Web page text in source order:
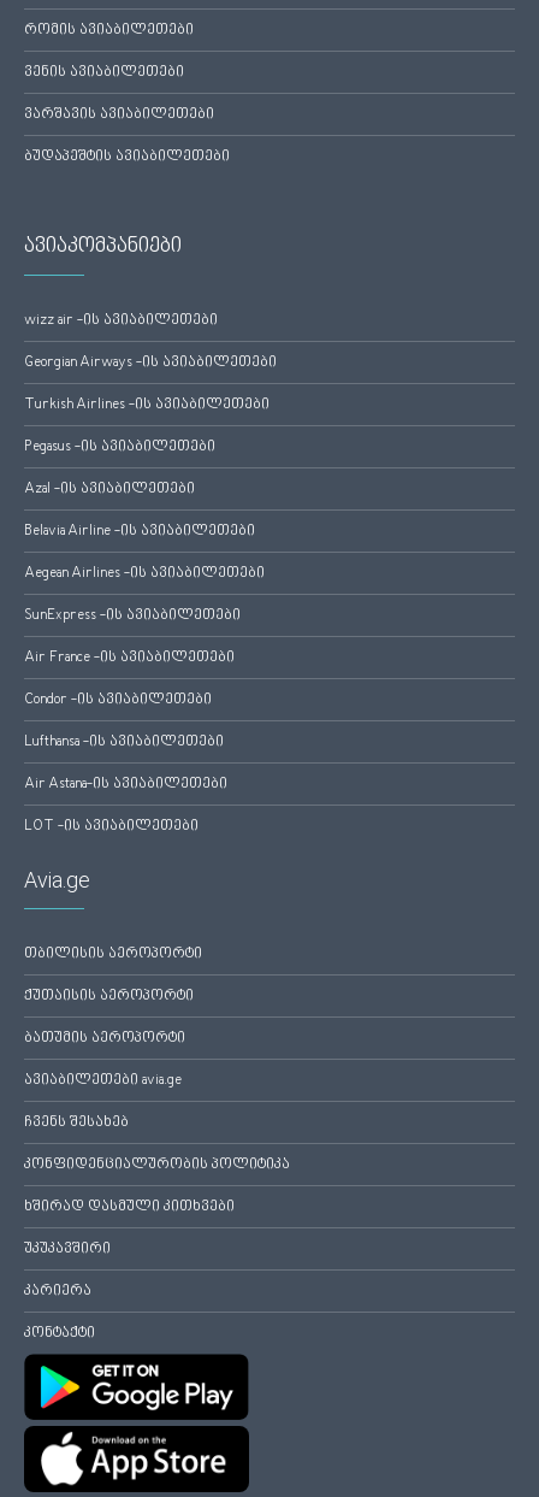
რომის ავიაბილეთები
ვენის ავიაბილეთები
ვარშავის ავიაბილეთები
ბუდაპეშტის ავიაბილეთები
ავიაკომპანიები
wizz air -ის ავიაბილეთები
Georgian Airways -ის ავიაბილეთები
Turkish Airlines -ის ავიაბილეთები
Pegasus -ის ავიაბილეთები
Azal -ის ავიაბილეთები
Belavia Airline -ის ავიაბილეთები
Aegean Airlines -ის ავიაბილეთები
SunExpress -ის ავიაბილეთები
Air France -ის ავიაბილეთები
Condor -ის ავიაბილეთები
Lufthansa -ის ავიაბილეთები
Air Astana-ის ავიაბილეთები
LOT -ის ავიაბილეთები
Avia.ge
თბილისის აეროპორტი
ქუთაისის აეროპორტი
ბათუმის აეროპორტი
ავიაბილეთები avia.ge
ჩვენს შესახებ
კონფიდენციალურობის პოლიტიკა
ხშირად დასმული კითხვები
უკუკავშირი
კარიერა
კონტაქტი